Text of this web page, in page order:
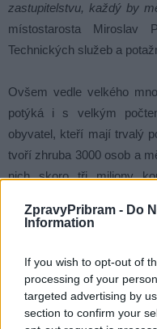
ZpravyPribram - Do
Information
If you wish to opt-out of
processing of your
targeted advertising by
section to confirm your
zastupitelstvu, každý by
místostarosta Miroslav
Technických služeb a
Ovšem vedle velkého
potýká i s velkým
obyvatel, kteří mají trvalý
tvoří zhruba 3000 osob a
nich skoro tři miliony
i v případě lidí, kteří sice
odpad, ale nemají tady